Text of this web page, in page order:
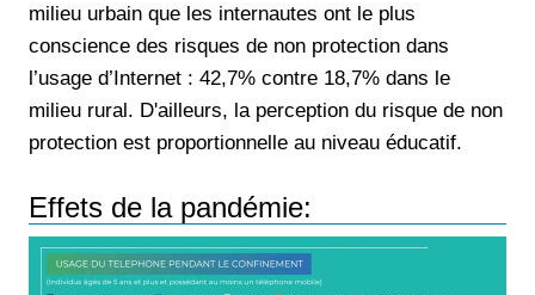
milieu urbain que les internautes ont le plus
conscience des risques de non protection dans
l’usage d’Internet : 42,7% contre 18,7% dans le
milieu rural. D'ailleurs, la perception du risque de non
protection est proportionnelle au niveau éducatif.
Effets de la pandémie: